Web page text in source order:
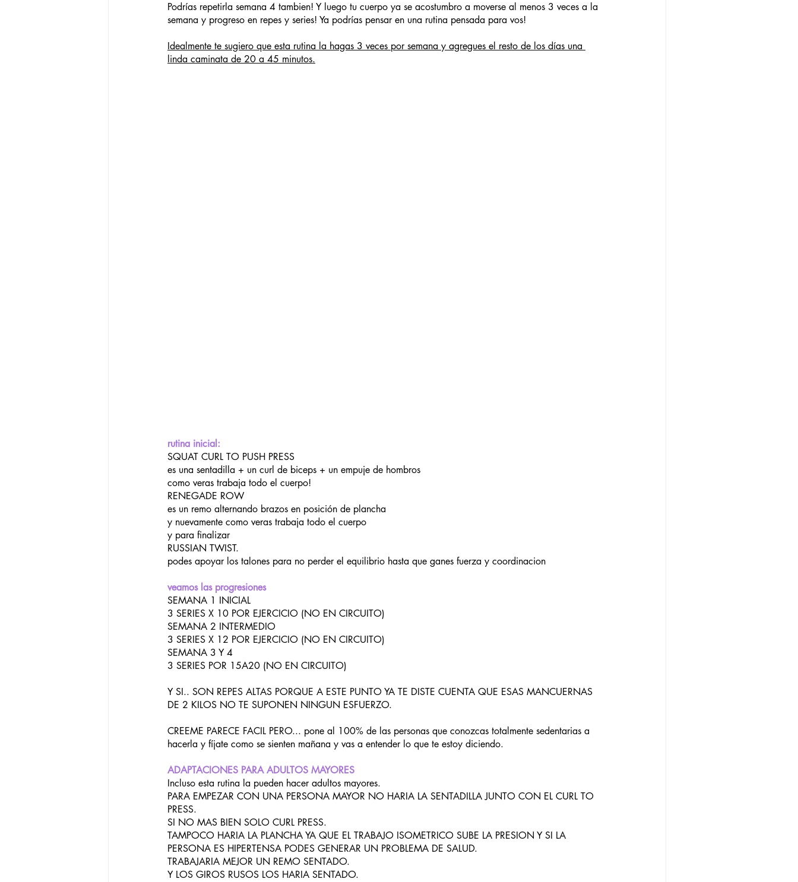
Podrías repetirla semana 4 tambien! Y luego tu cuerpo ya se acostumbro a moverse al menos 3 veces a la
semana y progreso en repes y series! Ya podrías pensar en una rutina pensada para vos!
Idealmente te sugiero que esta rutina la hagas 3 veces por semana y agregues el resto de los días una
linda caminata de 20 a 45 minutos.
rutina inicial:
SQUAT CURL TO PUSH PRESS
es una sentadilla + un curl de biceps + un empuje de hombros
como veras trabaja todo el cuerpo!
RENEGADE ROW
es un remo alternando brazos en posición de plancha
y nuevamente como veras trabaja todo el cuerpo
y para finalizar
RUSSIAN TWIST.
podes apoyar los talones para no perder el equilibrio hasta que ganes fuerza y coordinacion
veamos las progresiones
SEMANA 1 INICIAL
3 SERIES X 10 POR EJERCICIO (NO EN CIRCUITO)
SEMANA 2 INTERMEDIO
3 SERIES X 12 POR EJERCICIO (NO EN CIRCUITO)
SEMANA 3 Y 4
3 SERIES POR 15A20 (NO EN CIRCUITO)
Y SI.. SON REPES ALTAS PORQUE A ESTE PUNTO YA TE DISTE CUENTA QUE ESAS MANCUERNAS
DE 2 KILOS NO TE SUPONEN NINGUN ESFUERZO.
CREEME PARECE FACIL PERO... pone al 100% de las personas que conozcas totalmente sedentarias a
hacerla y fíjate como se sienten mañana y vas a entender lo que te estoy diciendo.
ADAPTACIONES PARA ADULTOS MAYORES
Incluso esta rutina la pueden hacer adultos mayores.
PARA EMPEZAR CON UNA PERSONA MAYOR NO HARIA LA SENTADILLA JUNTO CON EL CURL TO
PRESS.
SI NO MAS BIEN SOLO CURL PRESS.
TAMPOCO HARIA LA PLANCHA YA QUE EL TRABAJO ISOMETRICO SUBE LA PRESION Y SI LA
PERSONA ES HIPERTENSA PODES GENERAR UN PROBLEMA DE SALUD.
TRABAJARIA MEJOR UN REMO SENTADO.
Y LOS GIROS RUSOS LOS HARIA SENTADO.